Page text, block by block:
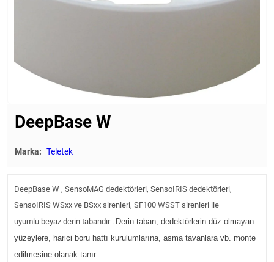
DeepBase W
Marka: Teletek
DeepBase W , SensoMAG dedektörleri, SensoIRIS dedektörleri,
SensoIRIS WSxx ve BSxx sirenleri, SF100 WSST sirenleri ile
uyumlu beyaz derin tabandır . Derin taban, dedektörlerin düz olmayan
yüzeylere, harici boru hattı kurulumlarına, asma tavanlara vb. monte
edilmesine olanak tanır.